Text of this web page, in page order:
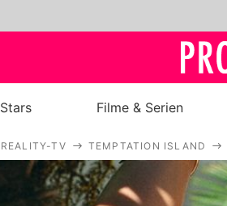
Stars Filme & Serien
REALITY-TV TEMPTATION ISLAND